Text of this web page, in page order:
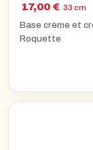
17,00 € 33 cm
Base crème et
Roquette